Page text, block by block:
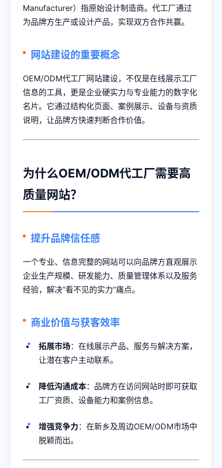
Manufacturer）指原始设计制造商。代工厂通过
为品牌方生产或设计产品，实现双方合作共赢。
网站建设的重要概念
OEM/ODM代工厂网站建设，不仅是在线展示工厂
信息的工具，更是企业硬实力与专业能力的数字化
名片。它通过结构化页面、案例展示、设备与资质
说明，让品牌方快速判断合作价值。
为什么OEM/ODM代工厂需要高
质量网站？
提升品牌信任感
一个专业、信息完整的网站可以向品牌方直观展示
企业生产规模、研发能力、质量管理体系以及服务
经验，解决“看不见的实力”痛点。
商业价值与获客效率
拓展市场：在线展示产品、服务与解决方案，
让潜在客户主动联系。
降低沟通成本：品牌方在访问网站时即可获取
工厂资质、设备能力和案例信息。
增强竞争力 ：在新乡及周边OEM/ODM市场中
脱颖而出。